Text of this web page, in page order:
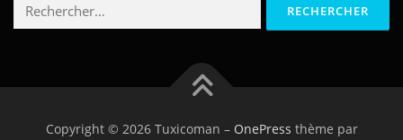
Copyright © 2026 Tuxicoman – OnePress thème par